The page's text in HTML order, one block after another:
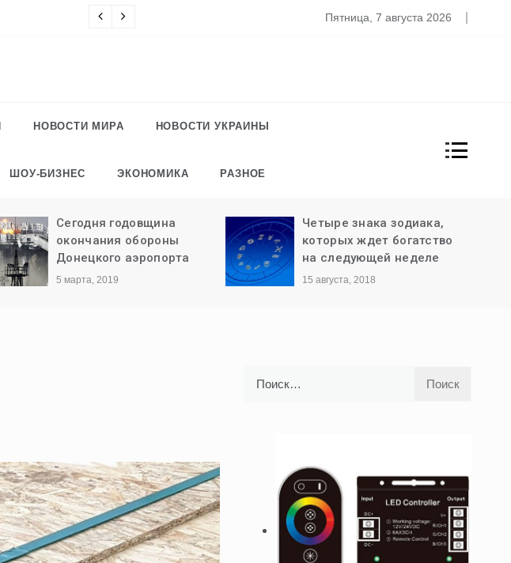
Что известно о новом штамме коронавируса «Омикрон»
Пятница, 7 августа 2026
НОВОСТИ МИРА НОВОСТИ УКРАИНЫ
ШОУ-БИЗНЕС ЭКОНОМИКА РАЗНОЕ
Сегодня годовщина
окончания обороны
Донецкого аэропорта
5 марта, 2019
Четыре знака зодиака,
которых ждет богатство
на следующей неделе
15 августа, 2018